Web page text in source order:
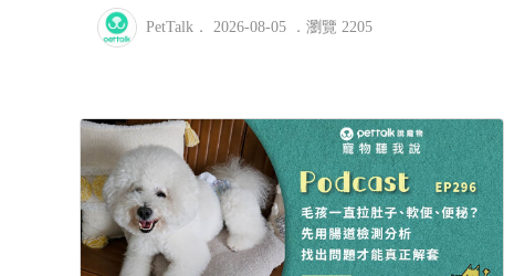
號feat.脈萌-James
PetTalk ． 2026-08-05 ． 瀏覽 2205